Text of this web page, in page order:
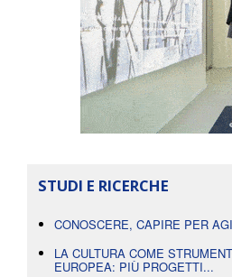
STUDI E RICERCHE
CONOSCERE, CAPIRE PER
LA CULTURA COME
EUROPEA: PIÙ PROGETTI...